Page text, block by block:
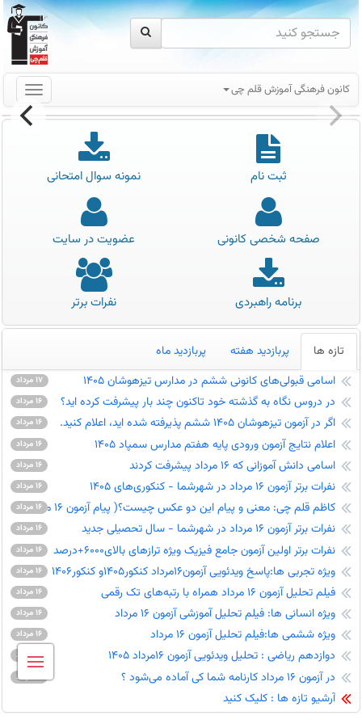
کانون فرهنگی آموزش قلم چی
ثبت نام نمونه سوال امتحانی
صفحه شخصی کانونی عضویت در سایت
برنامه راهبردی نفرات برتر
تازه ها پربازدید هفته پربازدید ماه
17 مرداد اسامی قبولی‌های کانونی ششم در مدارس تیزهوشان 1405
16 مرداد در دروس نگاه به گذشته خود تاکنون چند بار پیشرفت کرده اید؟
16 مرداد اگر در آزمون تیزهوشان 1405 ششم پذیرفته شده اید، اعلام کنید.
16 مرداد اعلام نتایج آزمون ورودی پایه هفتم مدارس سمپاد 1405
16 مرداد اسامی دانش آموزانی که 16 مرداد پیشرفت کردند
16 مرداد نفرات برتر آزمون 16 مرداد در شهرشما - کنکوری‌های 1405
16 مرداد کاظم قلم چی: معنی و پیام این دو عکس چیست؟( پیام آزمون 16 مرداد)
16 مرداد نفرات برتر آزمون 16 مرداد در شهرشما - سال تحصیلی جدید
16 مرداد نفرات برتر اولین آزمون جامع فیزیک ویژه ترازهای بالای6000+درصد
16 مرداد ویژه تجربی ها:پاسخ ویدئویی آزمون16مرداد کنکور1405و کنکور1406
16 مرداد فیلم تحلیل آزمون 16 مرداد همراه با رتبه‌های تک رقمی
16 مرداد ویژه انسانی ها: فیلم تحلیل آموزشی آزمون 16 مرداد
16 مرداد ویژه ششمی ها:فیلم تحلیل آزمون 16 مرداد
16 مرداد دوازدهم ریاضی : تحلیل ویدئویی آزمون 16مرداد 1405
در آزمون 16 مرداد کارنامه شما کی آماده می‌شود ؟
آرشیو تازه ها : کلیک کنید